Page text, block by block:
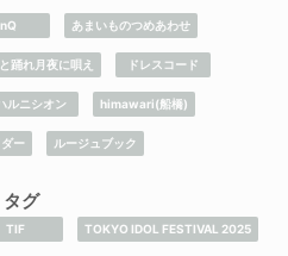
あまいものつめあわせ
踊れ月夜に唄え ドレスコード
ルニシオン himawari(船橋)
ー ルージュブック
タグ
TIF TOKYO IDOL FESTIVAL 2025